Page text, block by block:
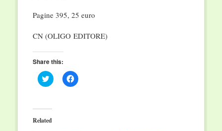
Pagine 395, 25 euro
CN (OLIGOEDITORE)
Share this:
Click
to
(Opens
in
new
Click
to
Related